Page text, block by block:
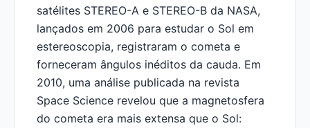
satélites STEREO-A e STEREO-B da NASA,
lançados em 2006 para estudar o Sol em
estereoscopia, registraram o cometa e
forneceram ângulos inéditos da cauda. Em
2010, uma análise publicada na revista
Space Science revelou que a magnetosfera
do cometa era mais extensa que o Sol: